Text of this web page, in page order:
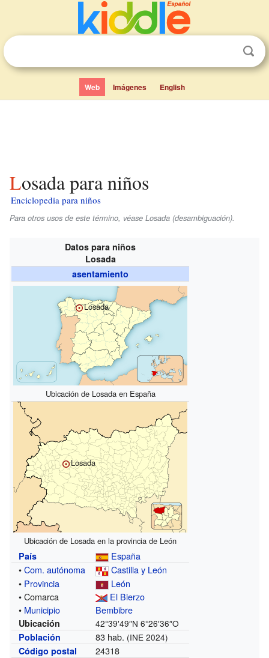
Web Imágenes English
Losada para niños
Enciclopedia para niños
Para otros usos de este término, véase Losada (desambiguación).
Datos para niños
Losada
asentamiento
Losada
Ubicación de Losada en España
Losada
Ubicación de Losada en la provincia de León
País
España
•Com. autónoma
Castilla y León
• Provincia
León
• Comarca
El Bierzo
• Municipio Bembibre
Ubicación 42°39′49″N 6°26′36″O
Población
83 hab. (INE 2024)
Código postal
24318